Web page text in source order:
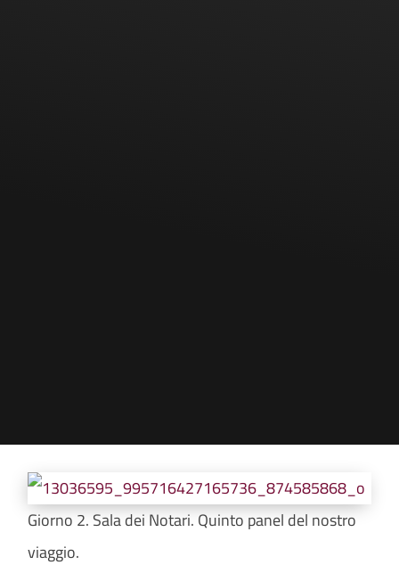
Giorno 2. Sala dei Notari. Quinto panel del nostro
viaggio.